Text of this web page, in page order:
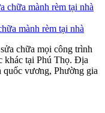
mành rèm tại nhà
chữa mọi công trình
khác tại Phú Thọ. Địa
vương, Phường gia